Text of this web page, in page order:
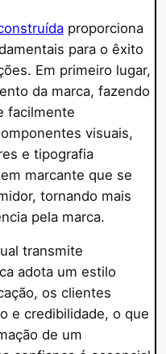
proporciona
para o êxito
Em primeiro lugar,
da marca, fazendo
facilmente
visuais,
e tipografia
marcante que se
tornando mais
pela marca.
transmite
adota um estilo
os clientes
e credibilidade, o que
de um